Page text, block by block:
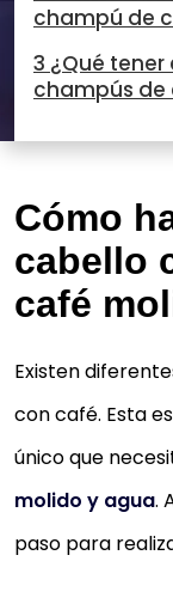
champú de
3 ¿Qué
champús de
Cómo
cabello
café
Existen
con café. Esta
único que
molido y agua.
paso para